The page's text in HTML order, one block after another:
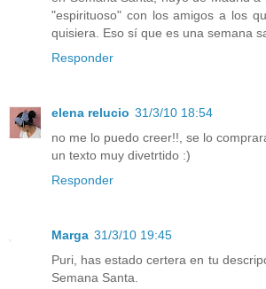
"espirituoso" con los amigos a los
quisiera. Eso sí que es una semana
Responder
elena relucio 31/3/10 18:54
no me lo puedo creer!!, se lo
un texto muy divetrtido :)
Responder
Marga 31/3/10 19:45
Puri, has estado certera en tu
Semana Santa.